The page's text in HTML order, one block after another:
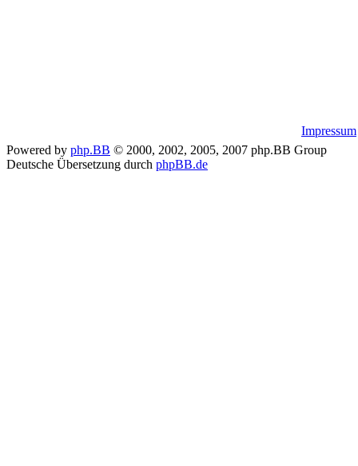
Impressum
Powered by php.BB © 2000, 2002, 2005, 2007 php.BB Group
Deutsche Übersetzung durch phpBB.de